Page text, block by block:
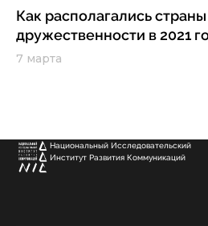
Как располагались
дружественности в 2021
7 марта
Национальный Исследовательский
Институт Развития Коммуникаций